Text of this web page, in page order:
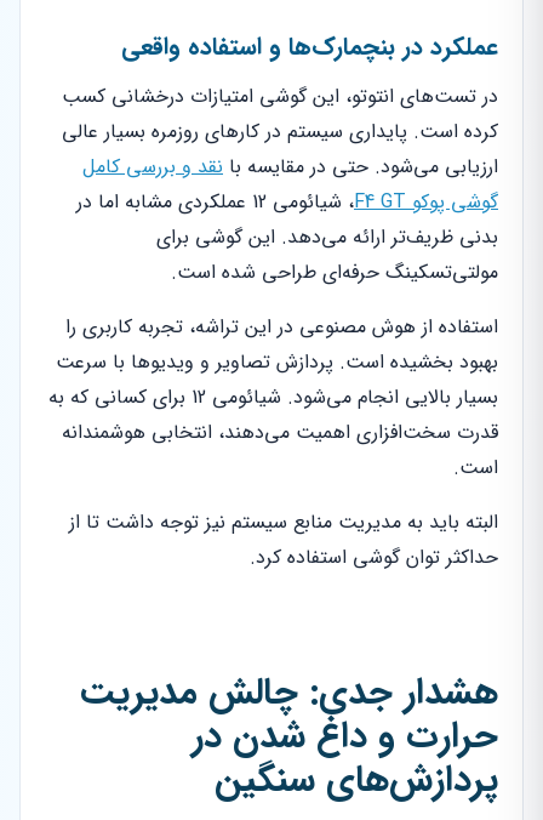
عملکرد در بنچمارک‌ها و استفاده واقعی
در تست‌های انتوتو، این گوشی امتیازات درخشانی کسب
کرده است. پایداری سیستم در کارهای روزمره بسیار عالی
ارزیابی می‌شود. حتی در مقایسه با نقد و بررسی کامل
گوشی پوکو F4 GT
، شیائومی 12 عملکردی مشابه اما در
بدنی ظریف‌تر ارائه می‌دهد. این گوشی برای
مولتی‌تسکینگ حرفه‌ای طراحی شده است.
استفاده از هوش مصنوعی در این تراشه، تجربه کاربری را
بهبود بخشیده است. پردازش تصاویر و ویدیوها با سرعت
بسیار بالایی انجام می‌شود. شیائومی 12 برای کسانی که به
قدرت سخت‌افزاری اهمیت می‌دهند، انتخابی هوشمندانه
است.
البته باید به مدیریت منابع سیستم نیز توجه داشت تا از
حداکثر توان گوشی استفاده کرد.
هشدار جدی: چالش مدیریت
حرارت و داغ شدن در
پردازش‌های سنگین